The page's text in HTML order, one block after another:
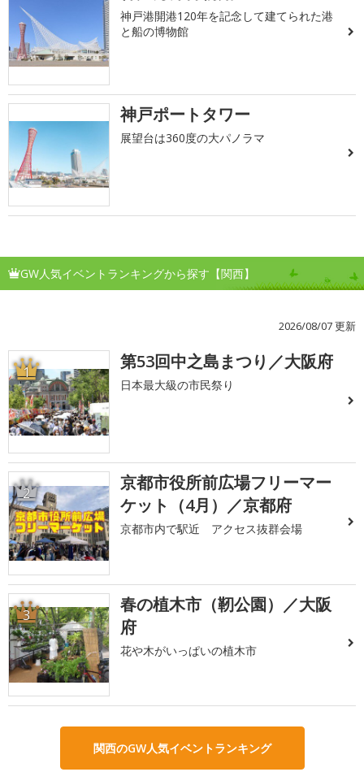
神戸港開港120年を記念して建てられた港
と船の博物館
神戸ポートタワー
展望台は360度の大パノラマ
GW人気イベントランキングから探す【関西】
2026/08/07 更新
1 第53回中之島まつり／大阪府
日本最大級の市民祭り
2
京都市役所前広場フリーマー
ケット（4月）／京都府
京都市内で駅近 アクセス抜群会場
3
春の植木市（靭公園）／大阪
府
花や木がいっぱいの植木市
関西のGW人気イベントランキング